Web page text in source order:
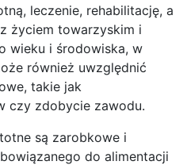
leczenie, rehabilitację, a
życiem towarzyskim i
wieku i środowiska, w
również uwzględnić
takie jak
czy zdobycie zawodu.
są zarobkowe i
do alimentacji